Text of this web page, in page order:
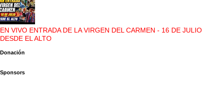
EN VIVO ENTRADA DE LA VIRGEN DEL CARMEN - 16 DE JULIO
DESDE EL ALTO
Donación
Sponsors